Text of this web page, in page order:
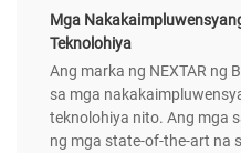
Mga
Teknolohiya
Ang marka ng NEXTAR ng
sa mga
teknolohiya nito. Ang mga
ng mga state-of-the-art na